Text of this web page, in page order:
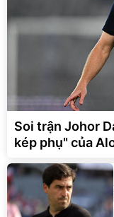
Soi trận Johor
kép phụ" của